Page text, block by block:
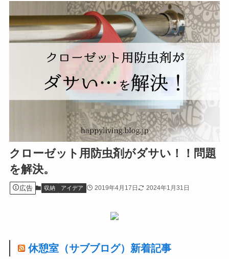
クローゼット用防虫剤がダサい！！問題
を解決。
広告 収納 アイデア 2019年4月17日 2024年1月31日
休憩室（サブブログ）新着記事